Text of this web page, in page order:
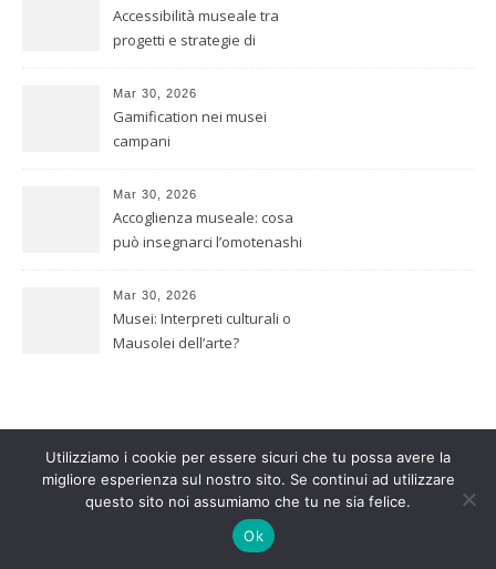
Accessibilità museale tra
progetti e strategie di
Mar 30, 2026
Gamification nei musei
campani
Mar 30, 2026
Accoglienza museale: cosa
può insegnarci l’omotenashi
Mar 30, 2026
Musei: Interpreti culturali o
Mausolei dell’arte?
2026 Quirino Picone ©
Savona Theme byOptima Themes
Utilizziamo i cookie per essere sicuri che tu possa avere la
migliore esperienza sul nostro sito. Se continui ad utilizzare
questo sito noi assumiamo che tu ne sia felice.
Ok